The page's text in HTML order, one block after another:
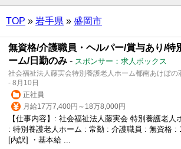
TOP » 岩手県 » 盛岡市
無資格/介護職員・ヘルパー/賞与あり/特
ーム/日勤のみ - スポンサー：求人ボックス
社会福祉法人藤実会特別養護老人ホーム都南あけぼの
- 8月10日
正社員
月給17万7,400円～18万8,000円
【仕事内容】: 社会福祉法人藤実会 特別養護老人
: 特別養護老人ホーム : 常勤 : 介護職員 : 無資格 :
[内訳] ・基本給 ...